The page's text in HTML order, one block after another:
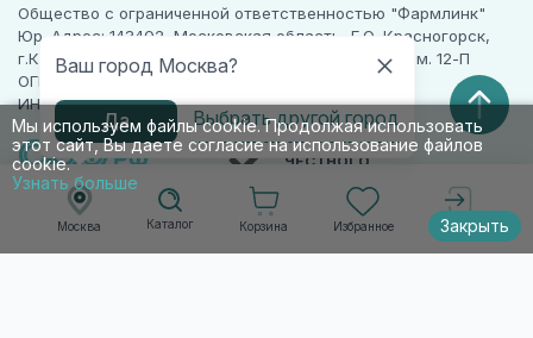
Москва
Ваш город Москва?
Да Выбрать другой город
Каталог Корзина Избранное Войти
Мы используем файлы cookie. Продолжая использовать
этот сайт, Вы даете согласие на использование файлов
cookie.
Узнать больше
Закрыть
Общество с ограниченной ответственностью "Фармлинк"
Юр. Адрес: 143402, Московская область, Г.О. Красногорск,
г.Красногорск, ул. Жуковского, д. 17, помещ. III, ком. 12-П
ОГРН 1225000071955
ИНН 5024223277
ПАРТНЕР
ЧЕСТНОГО